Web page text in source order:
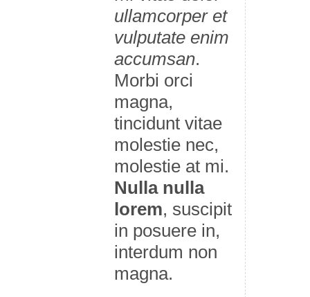
ullamcorper et
vulputate enim
accumsan.
Morbi orci
magna,
tincidunt vitae
molestie nec,
molestie at mi.
Nulla nulla
lorem, suscipit
in posuere in,
interdum non
magna.